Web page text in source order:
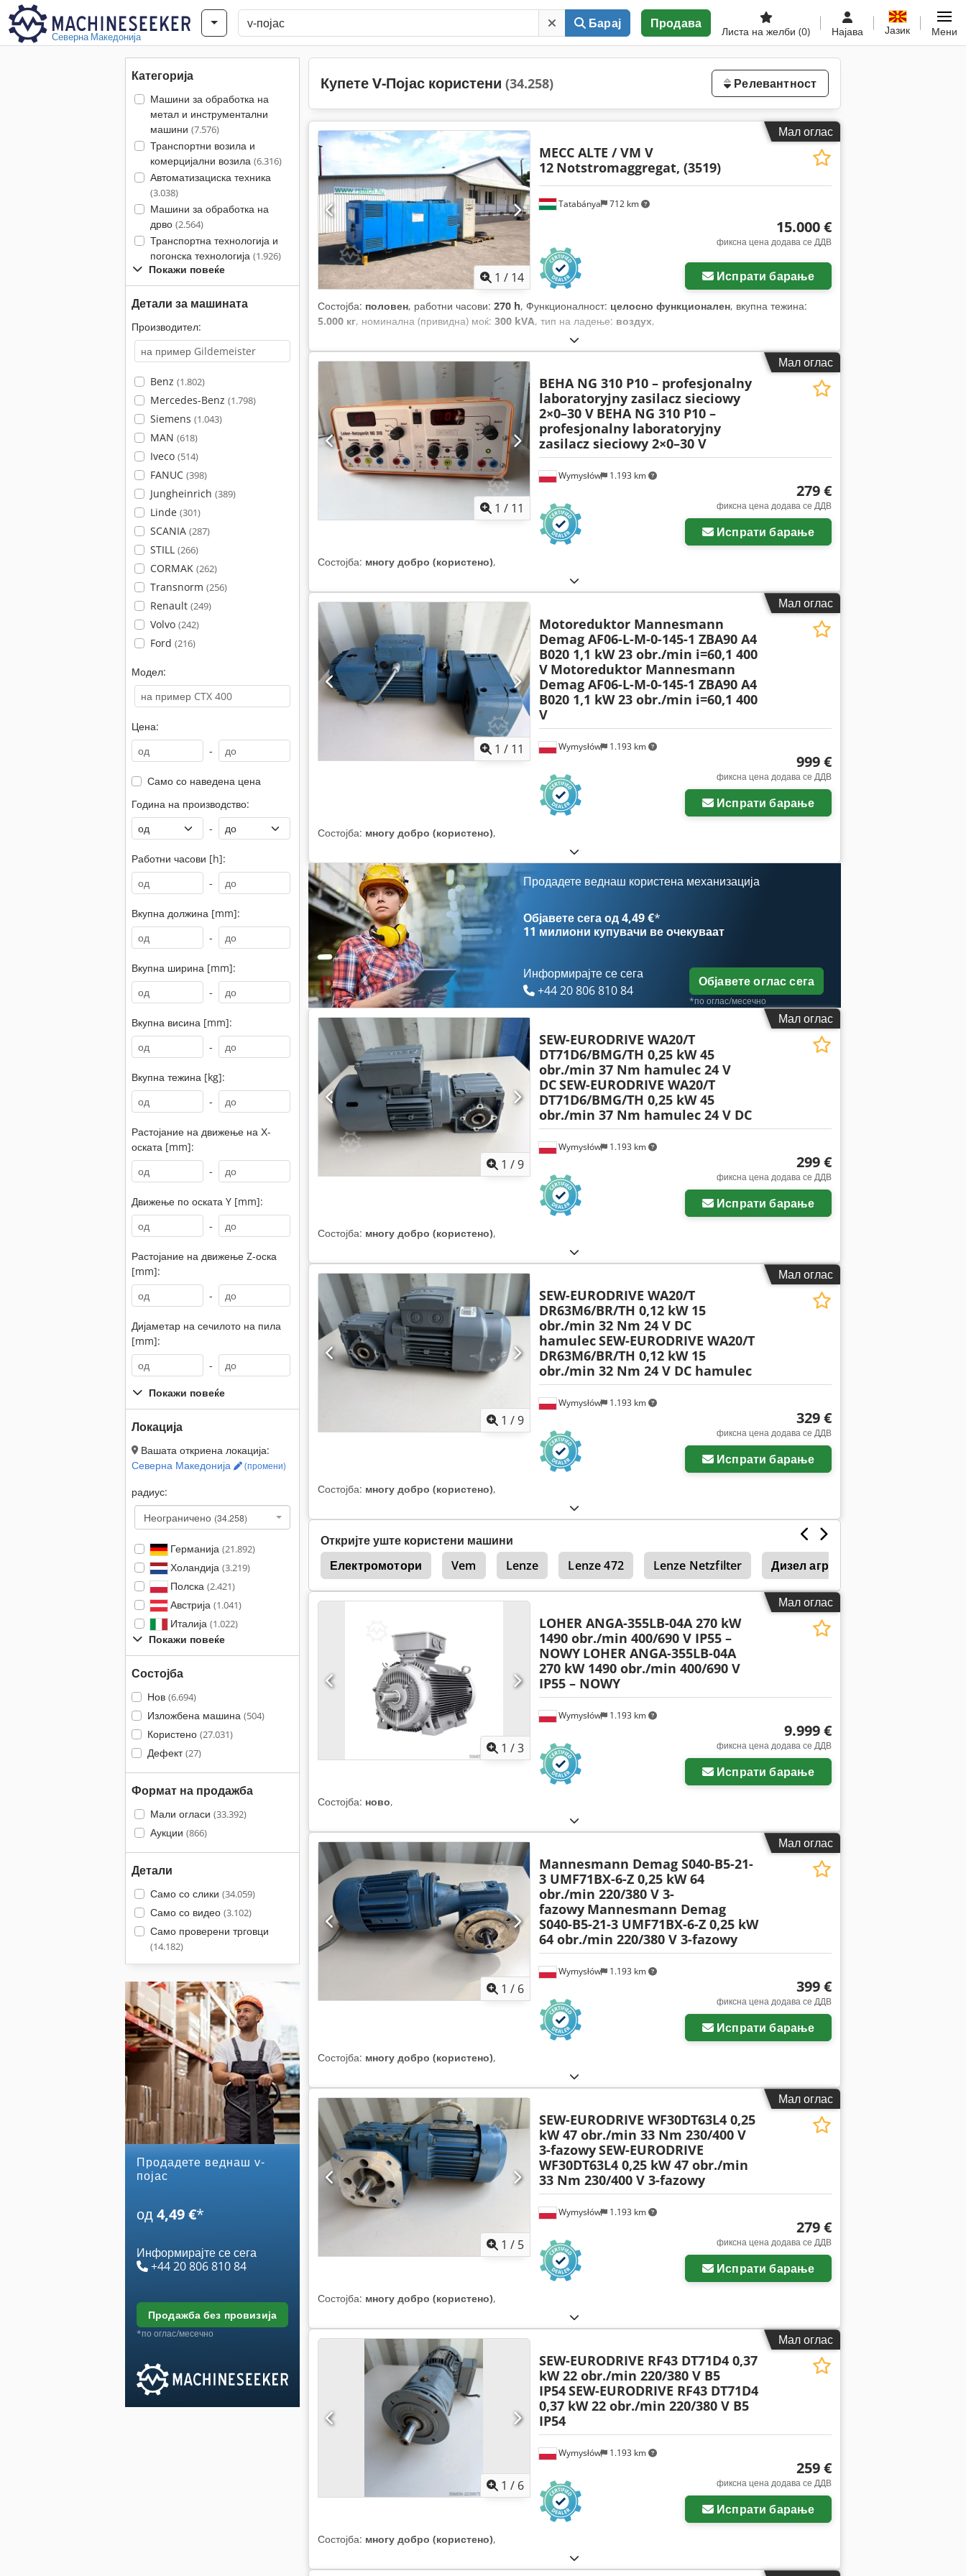
Северна Македонија
Барај Продава
Листа на желби (0) Најава Јазик Мени
Категорија
Машини за обработка на
метал и инструментални
машини (7.576)
Транспортни возила и
комерцијални возила (6.316)
Автоматизациска техника
(3.038)
Машини за обработка на
дрво (2.564)
Транспортна технологија и
погонска технологија (1.926)
Покажи повеќе
Детали за машината
Производител:
Benz (1.802)
Mercedes-Benz (1.798)
Siemens (1.043)
MAN (618)
Iveco (514)
FANUC (398)
Jungheinrich (389)
Linde (301)
SCANIA (287)
STILL (266)
CORMAK (262)
Transnorm (256)
Renault (249)
Volvo (242)
Ford (216)
Модел:
Цена:
-
Само со наведена цена
Година на производство:
-
Работни часови [h]:
-
Вкупна должина [mm]:
-
Вкупна ширина [mm]:
-
Вкупна висина [mm]:
-
Вкупна тежина [kg]:
-
Растојание на движење на Х-
оската [mm]:
-
Движење по оската Y [mm]:
-
Растојание на движење Z-оска
[mm]:
-
Дијаметар на сечилото на пила
[mm]:
-
Покажи повеќе
Локација
Вашата откриена локација:
Северна Македонија
(промени)
радиус:
Неограничено (34.258)
Германија (21.892)
Холандија (3.219)
Полска (2.421)
Австрија (1.041)
Италија (1.022)
Покажи повеќе
Состојба
Нов (6.694)
Изложбена машина (504)
Користено (27.031)
Дефект(27)
Формат на продажба
Мали огласи (33.392)
Аукции (866)
Детали
Само со слики (34.059)
Само со видео (3.102)
Само проверени трговци
(14.182)
Продадете веднаш v-
појас
од4,49 €*
Информирајте се сега
+44 20 806 810 84
продажба без провизија
*по оглас/месечно
Купете V-Појас користени (34.258) Релевантност
Мал оглас
1 / 14
Tatabánya 712 km
MECC ALTE / VM V
12 Notstromaggregat, (3519)
15.000 €
фиксна цена додава се ДДВ
Испрати барање
Состојба: половен, работни часови: 270 h, Функционалност: целосно функционален, вкупна тежина:
5.000 кг, номинална (привидна) моќ: 300 kVA, тип на ладење: воздух,
Мал оглас
1 / 11
Wymysłów 1.193 km
BEHA NG 310 P10 – profesjonalny
laboratoryjny zasilacz sieciowy
2×0–30 V BEHA NG 310 P10 –
profesjonalny laboratoryjny
zasilacz sieciowy 2×0–30 V
279 €
фиксна цена додава се ДДВ
Испрати барање
Состојба: многу добро (користено),
Мал оглас
1 / 11 Wymysłów 1.193 km
Motoreduktor Mannesmann
Demag AF06-L-M-0-145-1 ZBA90 A4
B020 1,1 kW 23 obr./min i=60,1 400
V Motoreduktor Mannesmann
Demag AF06-L-M-0-145-1 ZBA90 A4
B020 1,1 kW 23 obr./min i=60,1 400
V
999 €
фиксна цена додава се ДДВ
Испрати барање
Состојба: многу добро (користено),
Продадете веднаш користена механизација
Објавете сега од 4,49 €*
11 милиони купувачи ве очекуваат
Информирајте се сега
+44 20 806 810 84
Објавете оглас сега
*по оглас/месечно
Мал оглас
1 /9
Wymysłów 1.193 km
SEW-EURODRIVE WA20/T
DT71D6/BMG/TH 0,25 kW 45
obr./min 37 Nm hamulec 24 V
DCSEW-EURODRIVE WA20/T
DT71D6/BMG/TH 0,25 kW 45
obr./min 37 Nm hamulec 24 V DC
299 €
фиксна цена додава се ДДВ
Испрати барање
Состојба: многу добро (користено),
Мал оглас
1 /9
Wymysłów 1.193 km
SEW-EURODRIVE WA20/T
DR63M6/BR/TH 0,12 kW 15
obr./min 32 Nm 24 V DC
hamulecSEW-EURODRIVE WA20/T
DR63M6/BR/TH 0,12 kW 15
obr./min 32 Nm 24 V DC hamulec
329 €
фиксна цена додава се ДДВ
Испрати барање
Состојба: многу добро (користено),
Откријте уште користени машини
Електромотори
Vem Lenze Lenze 472 Lenze Netzfilter Дизел агрегати
За Екстракција Систем За Екстракција
Мал оглас
1 /3
Wymysłów 1.193 km
LOHER ANGA-355LB-04A 270 kW
1490 obr./min 400/690 V IP55 –
NOWY LOHER ANGA-355LB-04A
270 kW 1490 obr./min 400/690 V
IP55 – NOWY
9.999 €
фиксна цена додава се ДДВ
Испрати барање
Состојба: ново,
Мал оглас
1 / 6
Wymysłów 1.193 km
Mannesmann Demag S040-B5-21-
3 UMF71BX-6-Z 0,25 kW 64
obr./min 220/380 V 3-
fazowy Mannesmann Demag
S040-B5-21-3 UMF71BX-6-Z 0,25 kW
64 obr./min 220/380 V 3-fazowy
399 €
фиксна цена додава се ДДВ
Испрати барање
Состојба: многу добро (користено),
Мал оглас
1 / 5
Wymysłów 1.193 km
SEW-EURODRIVE WF30DT63L4 0,25
kW 47 obr./min 33 Nm 230/400 V
3-fazowySEW-EURODRIVE
WF30DT63L4 0,25 kW 47 obr./min
33 Nm 230/400 V 3-fazowy
279 €
фиксна цена додава се ДДВ
Испрати барање
Состојба: многу добро (користено),
Мал оглас
1 / 6
Wymysłów 1.193 km
SEW-EURODRIVE RF43 DT71D4 0,37
kW 22 obr./min 220/380 V B5
IP54SEW-EURODRIVE RF43 DT71D4
0,37 kW 22 obr./min 220/380 V B5
IP54
259 €
фиксна цена додава се ДДВ
Испрати барање
Состојба: многу добро (користено),